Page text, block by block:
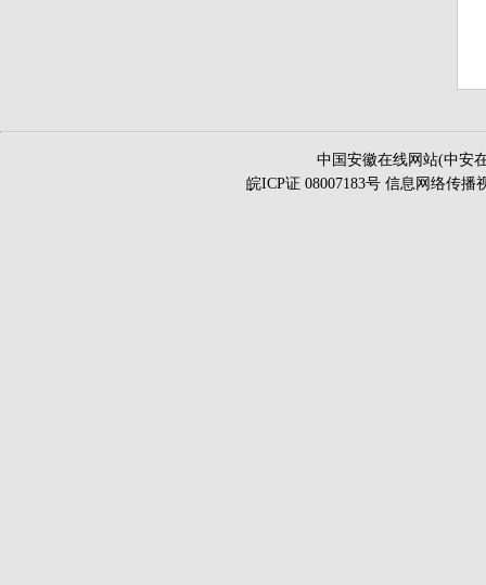
中国安徽在线网站(中安
皖ICP证 08007183号 信息网络传播